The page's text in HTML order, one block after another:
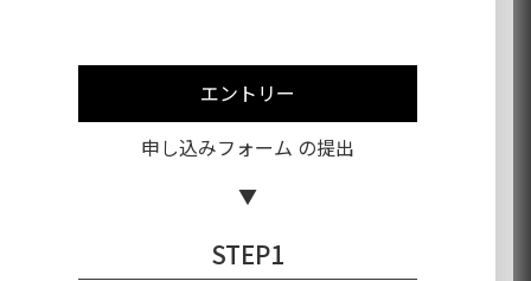
エントリー
申し込みフォーム の提出
STEP1